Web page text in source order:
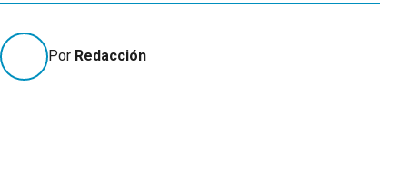
Por Redacción